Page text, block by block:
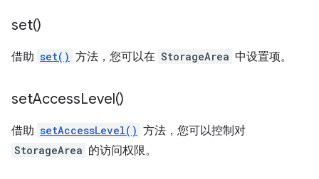
set()
借助 set() 方法，您可以在 StorageArea 中设置项。
setAccessLevel()
借助 setAccessLevel() 方法，您可以控制对
StorageArea 的访问权限。